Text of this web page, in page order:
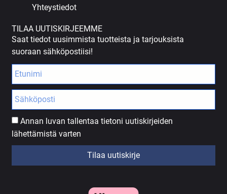
Yhteystiedot
TILAA UUTISKIRJEEMME
Saat tiedot uusimmista tuotteista ja tarjouksista
suoraan sähköpostiisi!
Annan luvan tallentaa tietoni uutiskirjeiden
lähettämistä varten
Tilaa uutiskirje